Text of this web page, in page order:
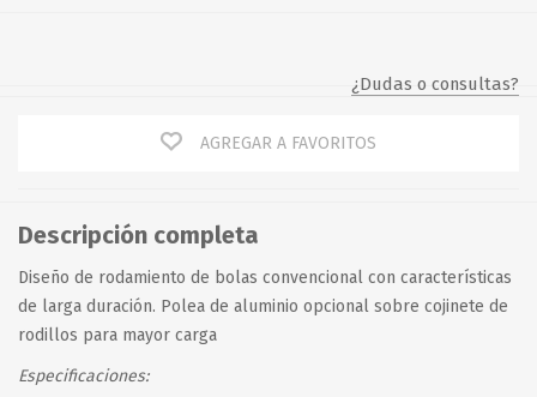
¿Dudas o consultas?
AGREGAR A FAVORITOS
Descripción completa
Diseño de rodamiento de bolas convencional con características
de larga duración. Polea de aluminio opcional sobre cojinete de
rodillos para mayor carga
Especificaciones: